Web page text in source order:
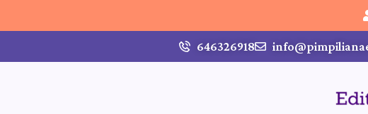
646326918